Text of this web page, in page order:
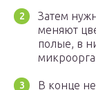
Затем
меняют
полые, в
В конце